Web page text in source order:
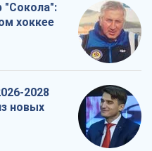
"Сокола":
хоккее
2028
новых